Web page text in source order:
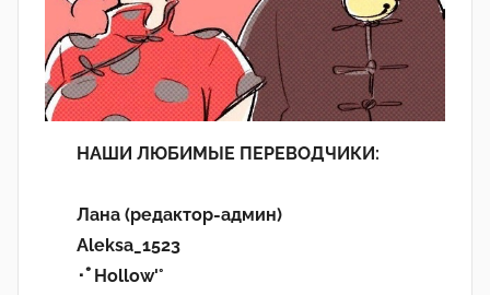
НАШИ ЛЮБИМЫЕ ПЕРЕВОДЧИКИ:
Лана (редактор-админ)
Aleksa_1523
･ﾟHollow'°